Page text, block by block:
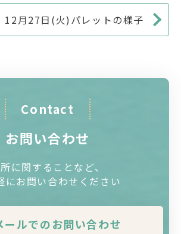
12月27日(火)パレットの様子
Contact
お問い合わせ
に関することなど、
にお問い合わせください
ールでのお問い合わせ